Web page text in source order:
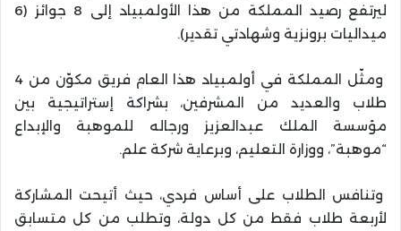
ليرتفع رصيد المملكة من هذا الأولمبياد إلى 8 جوائز (6
ميداليات برونزية وشهادتي تقدير).
ومثّل المملكة في أولمبياد هذا العام فريق مكوّن من 4
طلاب والعديد من المشرفين، بشراكة إستراتيجية بين
مؤسسة الملك عبدالعزيز ورجاله للموهبة والإبداع
“موهبة”، ووزارة التعليم، وبرعاية شركة علم.
وتنافس الطلاب على أساس فردي، حيث أتيحت المشاركة
لأربعة طلاب فقط من كل دولة، وتطلب من كل متسابق